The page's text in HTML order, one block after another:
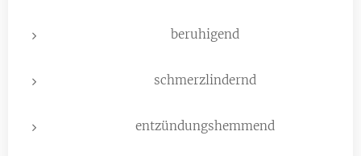
beruhigend
schmerzlindernd
entzündungshemmend